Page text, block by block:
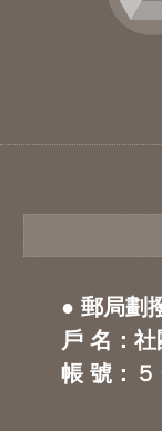
● 郵局劃
戶 名：
帳 號：５